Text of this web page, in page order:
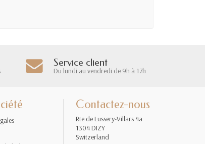
Service client
Du lundi au vendredi de 9h à 17h
Contactez-nous
Rte de Lussery-Villars 4a
1304 DIZY
Switzerland